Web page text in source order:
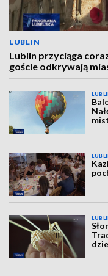
LUBLIN
Lublin przyciąga
goście odkrywają